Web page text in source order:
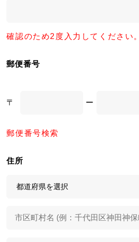
確認のため2度入力してください。
郵便番号
〒 ー
郵便番号検索
住所